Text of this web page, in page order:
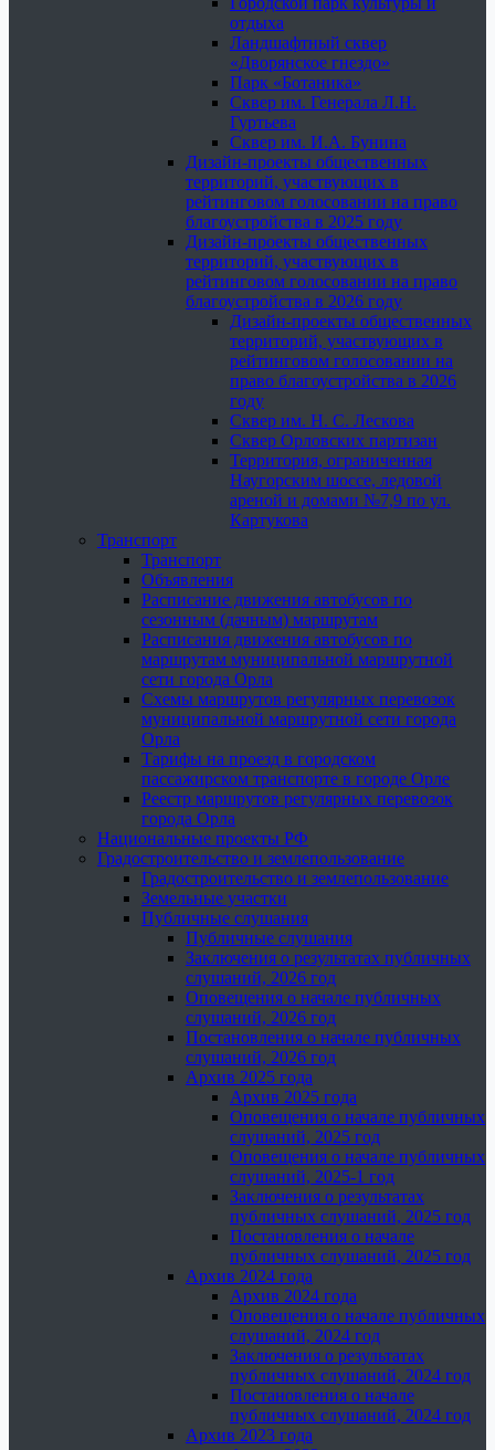
отдыха
Ландшафтный сквер
«Дворянское гнездо»
Парк «Ботаника»
Сквер им. Генерала Л.Н.
Гуртьева
Сквер им. И.А. Бунина
Дизайн-проекты общественных
территорий, участвующих в
рейтинговом голосовании на право
благоустройства в 2025 году
Дизайн-проекты общественных
территорий, участвующих в
рейтинговом голосовании на право
благоустройства в 2026 году
Дизайн-проекты общественных
территорий, участвующих в
рейтинговом голосовании на
право благоустройства в 2026
году
Сквер им. Н. С. Лескова
Сквер Орловских партизан
Территория, ограниченная
Наугорским шоссе, ледовой
ареной и домами №7,9 по ул.
Картукова
Транспорт
Транспорт
Объявления
Расписание движения автобусов по
сезонным (дачным) маршрутам
Расписания движения автобусов по
маршрутам муниципальной маршрутной
сети города Орла
Схемы маршрутов регулярных перевозок
муниципальной маршрутной сети города
Орла
Тарифы на проезд в городском
пассажирском транспорте в городе Орле
Реестр маршрутов регулярных перевозок
города Орла
Национальные проекты РФ
Градостроительство и землепользование
Градостроительство и землепользование
Земельные участки
Публичные слушания
Публичные слушания
Заключения о результатах публичных
слушаний, 2026 год
Оповещения о начале публичных
слушаний, 2026 год
Постановления о начале публичных
слушаний, 2026 год
Архив 2025 года
Архив 2025 года
Оповещения о начале публичных
слушаний, 2025 год
Оповещения о начале публичных
слушаний, 2025-1 год
Заключения о результатах
публичных слушаний, 2025 год
Постановления о начале
публичных слушаний, 2025 год
Архив 2024 года
Архив 2024 года
Оповещения о начале публичных
слушаний, 2024 год
Заключения о результатах
публичных слушаний, 2024 год
Постановления о начале
публичных слушаний, 2024 год
Архив 2023 года